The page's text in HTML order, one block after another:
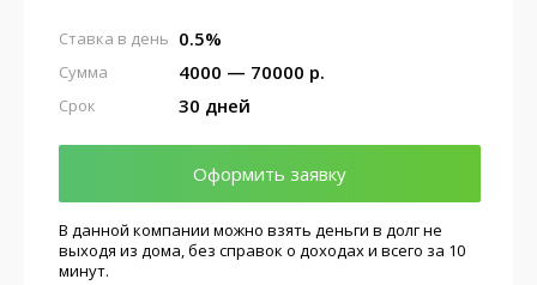
0.5%
Ставка в день
4000 — 70000 р.
Сумма
30 дней
Срок
Оформить заявку
В данной компании можно взять деньги в долг не
выходя из дома, без справок о доходах и всего за 10
минут.